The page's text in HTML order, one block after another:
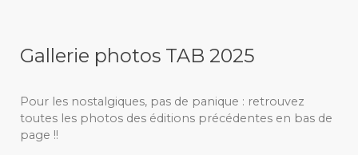
Gallerie photos TAB 2025
Pour les nostalgiques, pas de panique : retrouvez
toutes les photos des éditions précédentes en bas de
page !!